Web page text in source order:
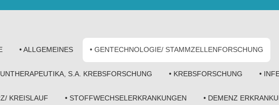
• ALLGEMEINES • GENTECHNOLOGIE/ STAMMZELLENFORSCHUNG
S.A. KREBSFORSCHUNG • KREBSFORSCHUNG •
KREISLAUF • STOFFWECHSELERKRANKUNGEN • DEMENZ